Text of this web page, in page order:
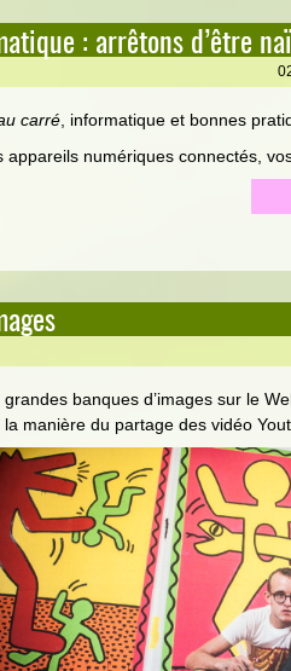
: arrêtons d’être
carré, informatique et bonnes
numériques connectés,
grandes banques d’images sur le
manière du partage des vidéo